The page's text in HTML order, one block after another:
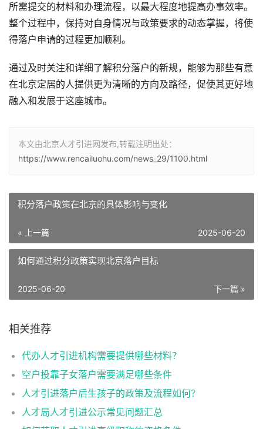
所需提交的材料和办理流程，以最大程度地提高办事效率。
整个过程中，保持对自身情况与政策要求的动态掌握，将使
得落户申请的过程更加顺利。
通过及时关注和详细了解积分落户的新规，能够为那些有意
在北京定居的人提供更为清晰的方向及路径，促使其更好地
融入和发展于这座城市。
本文由北京人才引进网发布,转载注明出处：
https://www.rencailuohu.com/news_29/1100.html
积分落户政策在北京的具体影响与变化
« 上一篇 2025-06-20
如何通过积分政策实现北京落户目标
下一篇 »
2025-06-20
相关推荐
代办人才引进机构需要提供哪些材料？
空户投靠子女落户需要满足哪些条件
人才引进落户后生孩子的政策及流程如何？
人才局人才引进公示常见问题汇总